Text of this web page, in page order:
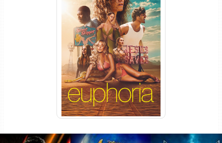
Euphoria 3ª Temporada
Torrent (2026) WEB-DL 1080p
Dual Áudio